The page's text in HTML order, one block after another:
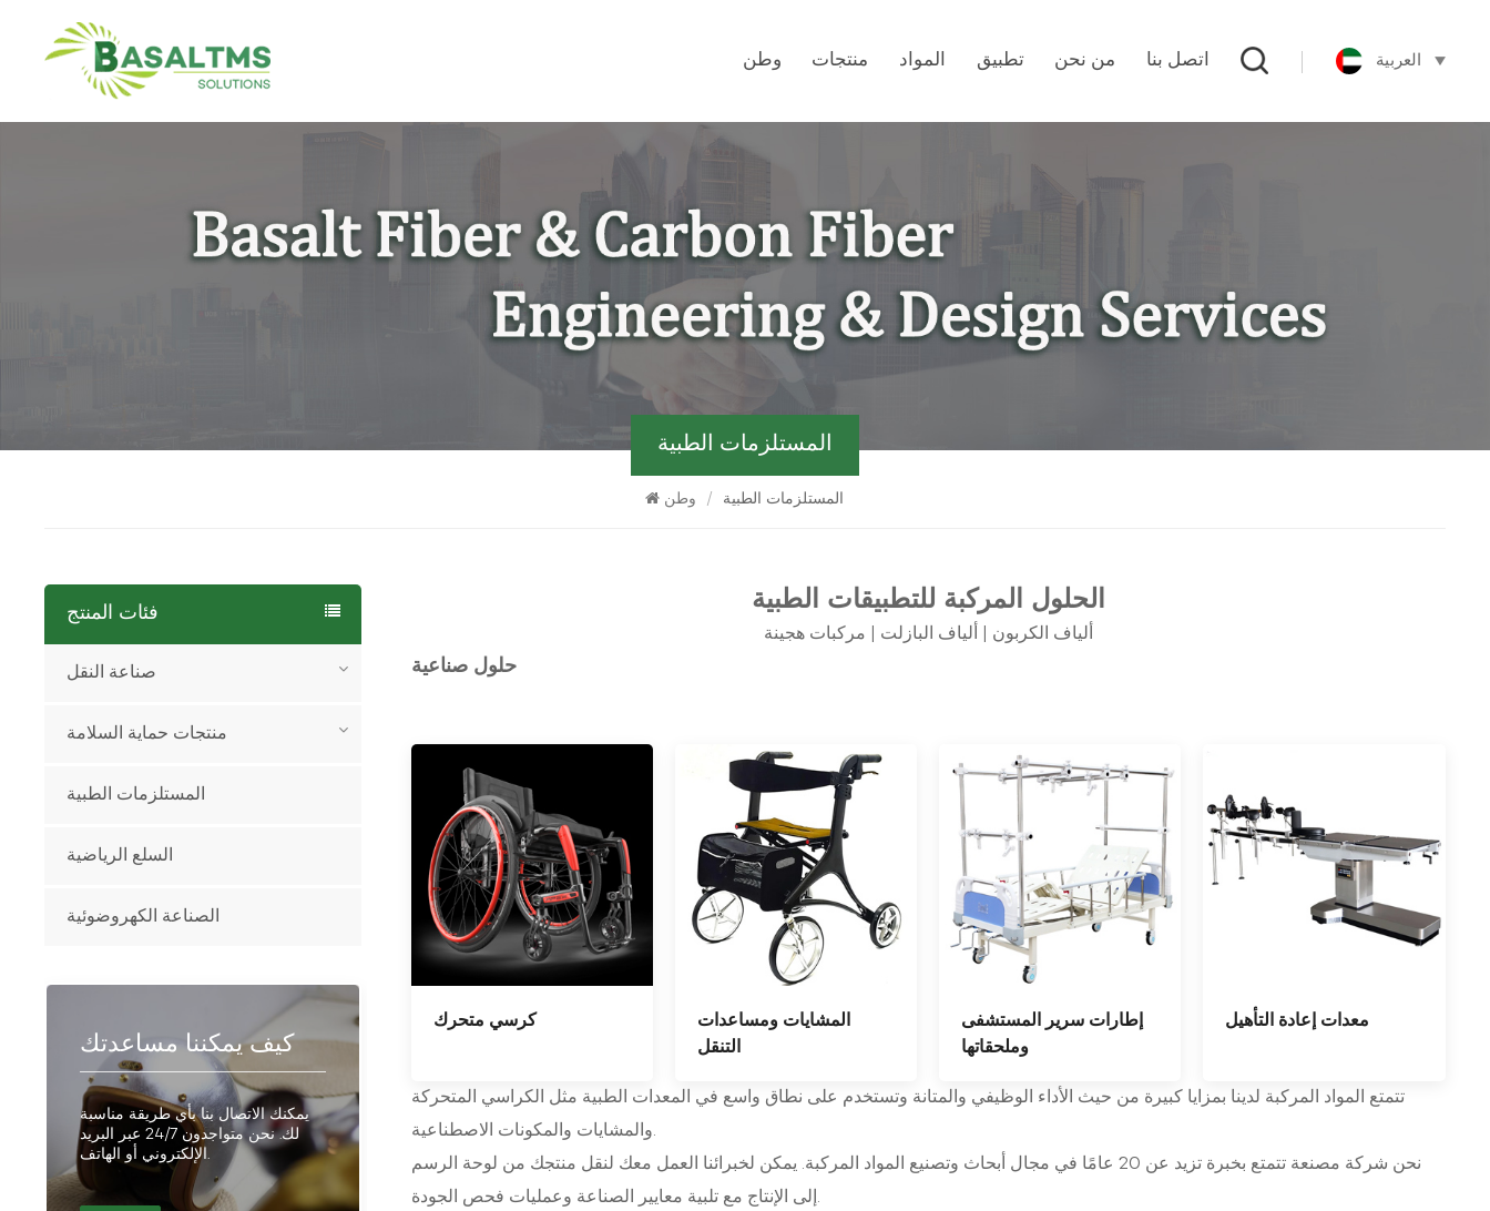
وطن منتجات المواد تطبيق من نحن اتصل بنا العربية
المستلزمات الطبية
/ المستلزمات الطبية
الحلول المركبة للتطبيقات الطبية
ألياف الكربون | ألياف البازلت | مركبات هجينة
حلول صناعية
كرسي متحرك
المشايات ومساعدات
التنقل
إطارات سرير المستشفى
وملحقاتها
معدات إعادة التأهيل
تتمتع المواد المركبة لدينا بمزايا كبيرة من حيث الأداء الوظيفي والمتانة وتستخدم على نطاق واسع في المعدات الطبية مثل الكراسي المتحركة
والمشايات والمكونات الاصطناعية.
نحن شركة مصنعة تتمتع بخبرة تزيد عن 20 عامًا في مجال أبحاث وتصنيع المواد المركبة. يمكن لخبرائنا العمل معك لنقل منتجك من لوحة الرسم
إلى الإنتاج مع تلبية معايير الصناعة وعمليات فحص الجودة.
فئات المنتج
صناعة النقل
منتجات حماية السلامة
المستلزمات الطبية
السلع الرياضية
الصناعة الكهروضوئية
كيف يمكننا مساعدتك
يمكنك الاتصال بنا بأي طريقة مناسبة
لك. نحن متواجدون 24/7 عبر البريد
الإلكتروني أو الهاتف.